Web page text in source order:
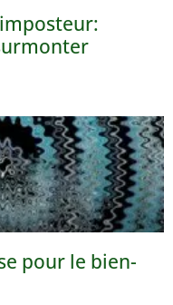
pour le bien-